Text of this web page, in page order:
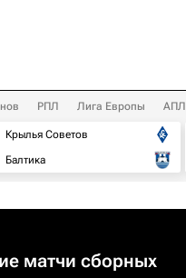
РПЛ Лига Европы АПЛ
Крылья Советов
Балтика
матчи сборных